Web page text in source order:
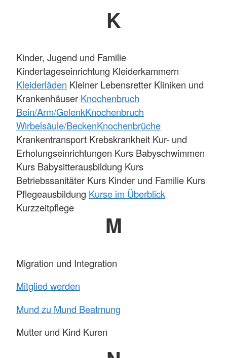
K
Kinder, Jugend und Familie
Kindertageseinrichtung Kleiderkammern
Kleiderläden Kleiner Lebensretter Kliniken und
Krankenhäuser Knochenbruch
Bein/Arm/GelenkKnochenbruch
Wirbelsäule/BeckenKnochenbrüche
Krankentransport Krebskrankheit Kur- und
Erholungseinrichtungen Kurs Babyschwimmen
Kurs Babysitterausbildung Kurs
Betriebssanitäter Kurs Kinder und Familie Kurs
Pflegeausbildung Kurse im Überblick
Kurzzeitpflege
M
Migration und Integration
Mitglied werden
Mund zu Mund Beatmung
Mutter und Kind Kuren